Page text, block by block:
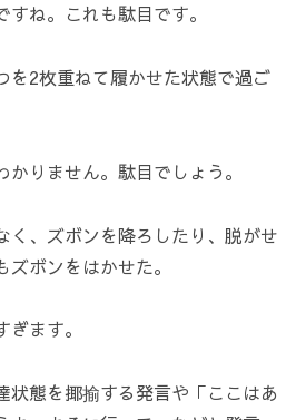
ね。これも駄目です。
2枚重ねて履かせた状態で過ご
りません。駄目でしょう。
、ズボンを降ろしたり、脱がせ
ボンをはかせた。
ます。
態を揶揄する発言や「ここはあ